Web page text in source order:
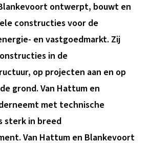
ontwerpt, bouwt en
constructies voor de
en vastgoedmarkt. Zij
in de
op projecten aan en op
grond. Van Hattum en
met technische
sterk in breed
Van Hattum en Blankevoort